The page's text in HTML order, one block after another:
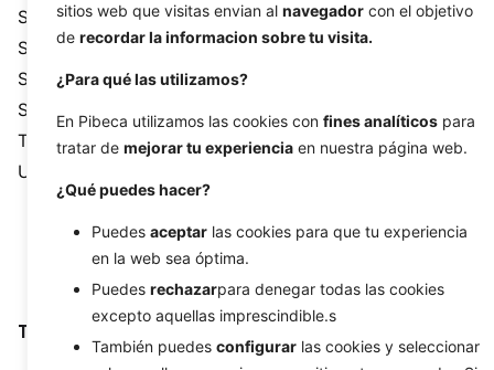
sitios web que visitas envian al navegador con el objetivo
de recordar la informacion sobre tu visita.
¿Para qué las utilizamos?
En Pibeca utilizamos las cookies con fines analíticos para
tratar de mejorar tu experiencia en nuestra página web.
¿Qué puedes hacer?
Puedes aceptar las cookies para que tu experiencia
en la web sea óptima.
Puedes rechazarpara denegar todas las cookies
excepto aquellas imprescindible.s
También puedes configurar las cookies y seleccionar
SEM
SEO
Social media
Systems
Tutorial
Uncategorized
Tags